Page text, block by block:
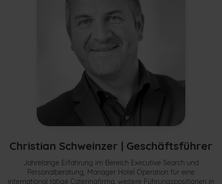
Christian Schweinzer | Geschäftsführer
Jahrelange Erfahrung im Bereich Executive Search und
Personalberatung, Manager Hotel Operation für eine
international tätige Cateringfirma, weitere Führungspositionen in